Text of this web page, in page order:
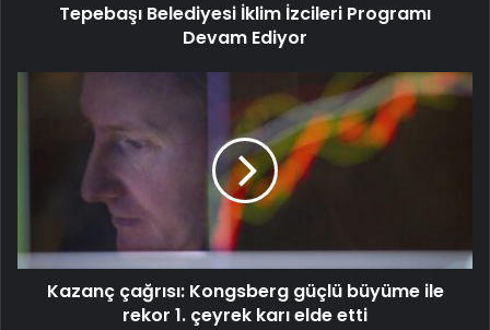
Tepebaşı Belediyesi İklim İzcileri Programı
Devam Ediyor
Kazanç çağrısı: Kongsberg güçlü büyüme ile
rekor 1. çeyrek karı elde etti